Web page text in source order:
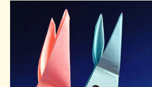
© 2024 Частная общеобразовательная сербско-
русская школа «Светоград»
Жизнь школы